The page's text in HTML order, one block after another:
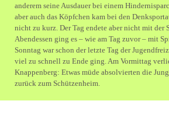
anderem seine Ausdauer bei einem
aber auch das Köpfchen kam bei den
nicht zu kurz. Der Tag endete aber nicht mit der
Abendessen ging es – wie am Tag zuvor – mit
Sonntag war schon der letzte Tag der
viel zu schnell zu Ende ging. Am Vormittag
Knappenberg: Etwas müde absolvierten die
zurück zum Schützenheim.